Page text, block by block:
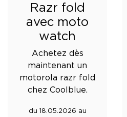
Razr fold
avec moto
watch
Achetez dès
maintenant un
motorola razr fold
chez Coolblue.
du 18.05.2026 au